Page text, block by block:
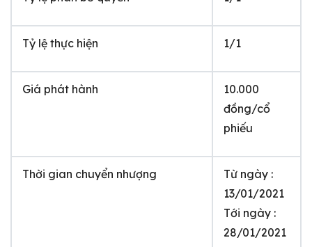
Tỷ lệ thực hiện 1/1
Giá phát hành
10.000
đồng/cổ
phiếu
Thời gian chuyển nhượng
Từ ngày :
13/01/2021
Tới ngày :
28/01/2021